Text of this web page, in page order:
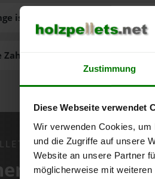
Zustimmung
Diese Webseite verwendet
Wir verwenden Cookies,
und die Zugriffe auf unsere
Website an unsere Partner
möglicherweise mit
Zahlungsarten gibt es?
ist die Lieferzeit der Pellets?
APP
Sie schon